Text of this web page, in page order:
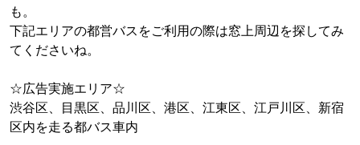
も。
下記エリアの都営バスをご利用の際は窓上周辺を探してみ
てくださいね。
☆広告実施エリア☆
渋谷区、目黒区、品川区、港区、江東区、江戸川区、新宿
区内を走る都バス車内